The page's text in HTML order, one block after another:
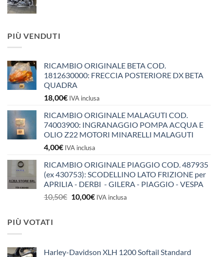
PIÙ VENDUTI
RICAMBIO ORIGINALE BETA COD.
1812630000: FRECCIA POSTERIORE DX BETA
QUADRA
18,00€ IVA inclusa
RICAMBIO ORIGINALE MALAGUTI COD.
74003900: INGRANAGGIO POMPA ACQUA E
OLIO Z22 MOTORI MINARELLI MALAGUTI
4,00€ IVA inclusa
RICAMBIO ORIGINALE PIAGGIO COD. 487935
(ex 430753): SCODELLINO LATO FRIZIONE per
APRILIA - DERBI - GILERA - PIAGGIO - VESPA
10,50€ Il
10,00€IlIVA inclusa
PIÙ VOTATI
Harley-Davidson XLH 1200 Softail Standard